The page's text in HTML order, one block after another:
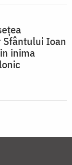
Sfântului Ioan
inima